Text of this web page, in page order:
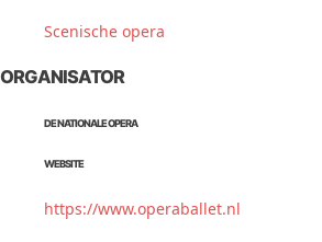
Scenische opera
ORGANISATOR
DE NATIONALE OPERA
WEBSITE
https://www.operaballet.nl